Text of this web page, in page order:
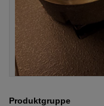
Produktgruppe